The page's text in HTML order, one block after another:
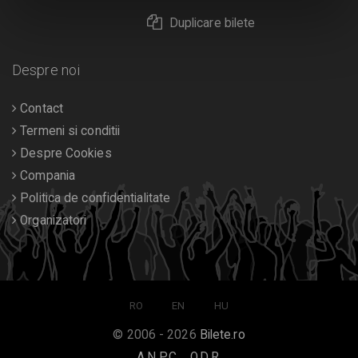
Duplicare bilete
Despre noi
Contact
Termeni si conditii
Despre Cookies
Compania
Politica de confidentialitate
Organizatori
RO EN HU
© 2006 - 2026 Bilete.ro